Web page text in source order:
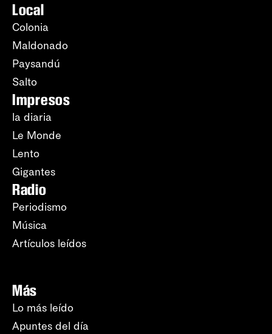
Local
Colonia
Maldonado
Paysandú
Salto
Impresos
la diaria
Le Monde
Lento
Gigantes
Radio
Periodismo
Música
Artículos leídos
Más
Lo más leído
Apuntes del día